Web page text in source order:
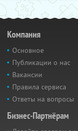
Компания
Основное
Публикации о нас
Вакансии
Правила сервиса
Ответы на вопросы
Бизнес-Партнёрам